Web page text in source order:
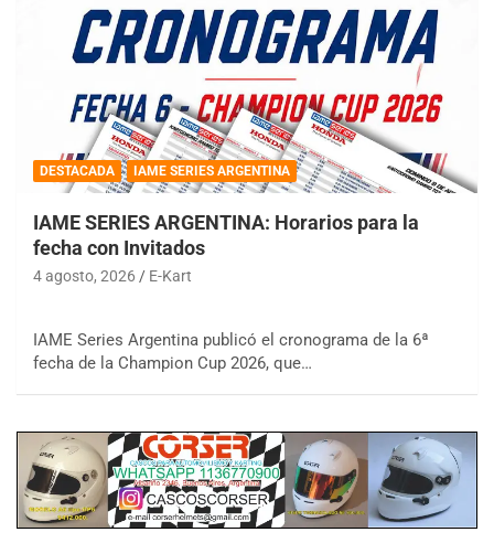
DESTACADA IAME SERIES ARGENTINA
IAME SERIES ARGENTINA: Horarios para la
fecha con Invitados
4 agosto, 2026 E-Kart
IAME Series Argentina publicó el cronograma de la 6ª
fecha de la Champion Cup 2026, que…